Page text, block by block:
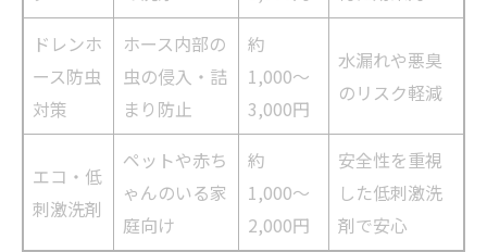
ドレンホ
ース防虫
対策
ホース内部の
虫の侵入・詰
まり防止
約
1,000〜
3,000円
水漏れや悪臭
のリスク軽減
エコ・低
刺激洗剤
ペットや赤ち
ゃんのいる家
庭向け
約
1,000〜
2,000円
安全性を重視
した低刺激洗
剤で安心